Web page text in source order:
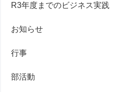
R3年度までのビジネス実践
お知らせ
行事
部活動